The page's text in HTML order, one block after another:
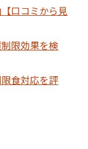
口コミから見
限効果を検
食対応を評